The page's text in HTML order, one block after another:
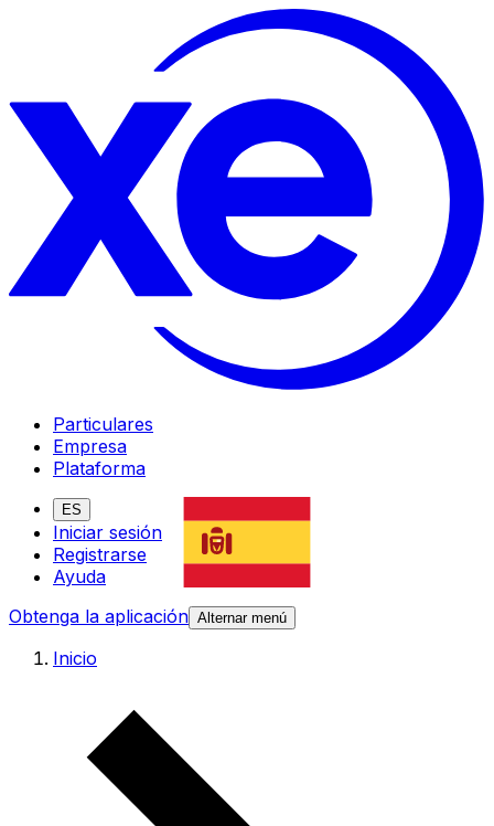
Particulares
Empresa
Plataforma
ES
Iniciar sesión
Registrarse
Ayuda
Obtenga la aplicación Alternar menú
Inicio